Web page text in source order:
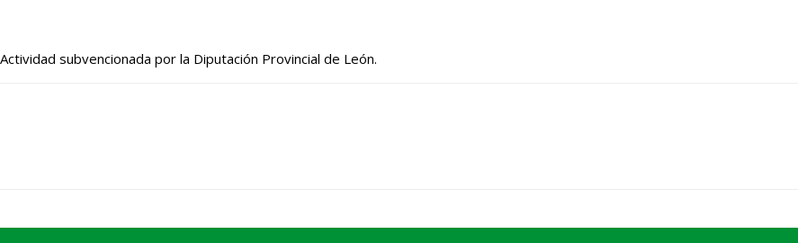
Actividad subvencionada por la Diputación Provincial de León.